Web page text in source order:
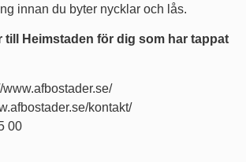
innan du byter nycklar och lås.
till Heimstaden för dig som har tappat
kontakt/
00